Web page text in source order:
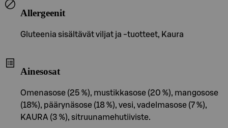
Allergeenit
Gluteenia sisältävät viljat ja -tuotteet, Kaura
Ainesosat
Omenasose (25 %), mustikkasose (20 %), mangosose
(18%), päärynäsose (18 %), vesi, vadelmasose (7 %),
KAURA (3 %), sitruunamehutiiviste.